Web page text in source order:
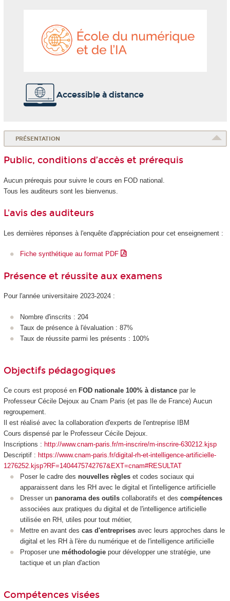
Accessible à distance
PRÉSENTATION
Public, conditions d’accès et prérequis
Aucun prérequis pour suivre le cours en FODnational.
Tous les auditeurs sont les bienvenus.
L'avis des auditeurs
Les dernières réponses à l'enquête d'appréciation pour cet enseignement :
Fiche synthétique au format PDF
Présence et réussite aux examens
Pour l'année universitaire 2023-2024 :
Nombre d'inscrits : 204
Taux de présence à l'évaluation : 87%
Taux de réussite parmi les présents : 100%
Objectifs pédagogiques
Ce cours est proposé enFOD nationale100% à distancepar le
Professeur Cécile Dejoux au Cnam Paris (et pas Ile de France) Aucun
regroupement.
Il est réalisé avec la collaboration d'experts de l'entreprise IBM
Cours dispensé par le Professeur Cécile Dejoux.
Inscriptions : http://www.cnam-paris.fr/m-inscrire/m-inscrire-630212.kjsp
Descriptif : https://www.cnam-paris.fr/digital-rh-et-intelligence-artificielle-
1276252.kjsp?RF=1404475742767&EXT=cnam#RESULTAT
Poser le cadre des nouvelles règles et codes sociaux qui
apparaissent dans les RH avec le digital et l'intelligence artificielle
Dresser un panorama des outils collaboratifs et des compétences
associées aux pratiques du digital et de l'intelligence artificielle
utilisée en RH, utiles pour tout métier,
Mettre en avant des cas d'entreprises avec leurs approches dans le
digital et les RH à l'ère du numérique et de l'intelligence artificielle
Proposer une méthodologie pour développer une stratégie, une
tactique et un plan d'action
Compétences visées